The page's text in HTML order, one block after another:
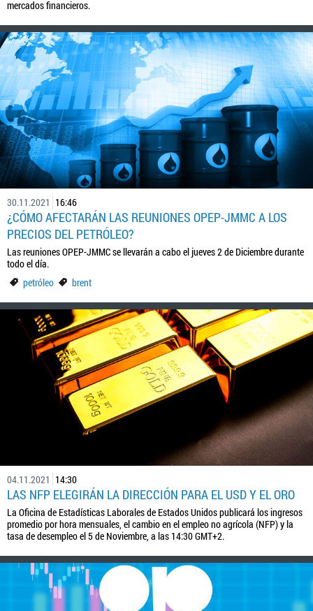
mercados financieros.
30.11.2021 16:46
¿CÓMO AFECTARÁN LAS REUNIONES OPEP-JMMC A LOS
PRECIOS DEL PETRÓLEO?
Las reuniones OPEP-JMMC se llevarán a cabo el jueves 2 de Diciembre durante
todo el día.
petróleo
brent
04.11.2021 14:30
LAS NFP ELEGIRÁN LA DIRECCIÓN PARA EL USD Y EL ORO
La Oficina de Estadísticas Laborales de Estados Unidos publicará los ingresos
promedio por hora mensuales, el cambio en el empleo no agrícola (NFP) y la
tasa de desempleo el 5 de Noviembre, a las 14:30 GMT+2.